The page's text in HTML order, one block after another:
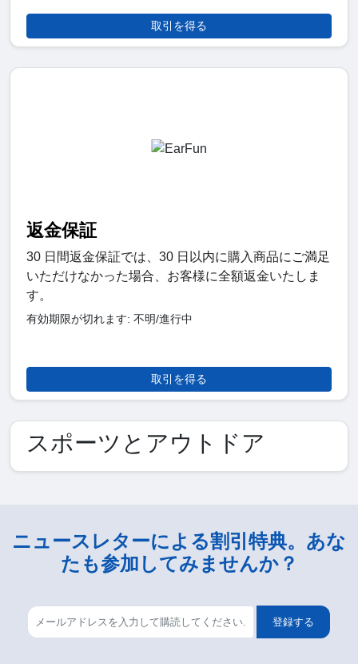
取引を得る
返金保証
30 日間返金保証では、30 日以内に購入商品にご満足
いただけなかった場合、お客様に全額返金いたしま
す。
有効期限が切れます: 不明/進行中
取引を得る
スポーツとアウトドア
ニュースレターによる割引特典。あな
たも参加してみませんか？
登録する